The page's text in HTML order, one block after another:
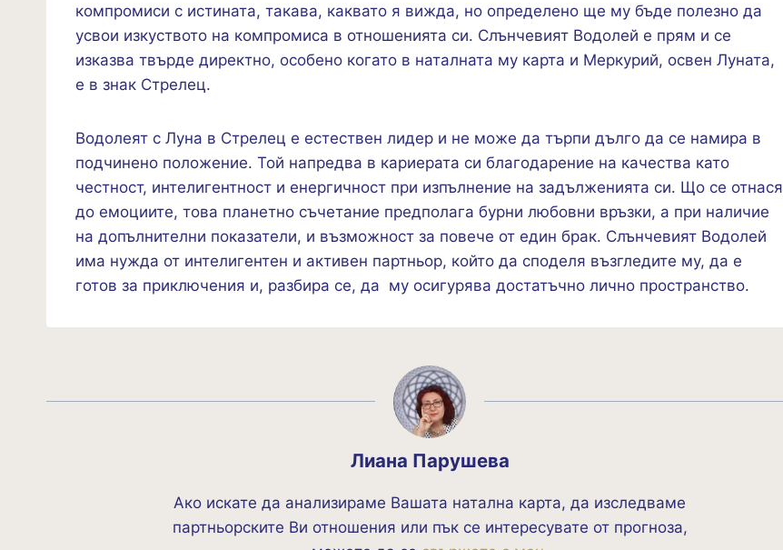
компромиси с истината, такава, каквато я вижда, но определено ще му бъде полезно да
усвои изкуството на компромиса в отношенията си. Слънчевият Водолей е прям и се
изказва твърде директно, особено когато в наталната му карта и Меркурий, освен Луната,
е в знак Стрелец.
Водолеят с Луна в Стрелец е естествен лидер и не може да търпи дълго да се намира в
подчинено положение. Той напредва в кариерата си благодарение на качества като
честност, интелигентност и енергичност при изпълнение на задълженията си. Що се отнася
до емоциите, това планетно съчетание предполага бурни любовни връзки, а при наличие
на допълнителни показатели, и възможност за повече от един брак. Слънчевият Водолей
има нужда от интелигентен и активен партньор, който да споделя възгледите му, да е
готов за приключения и, разбира се, да му осигурява достатъчно лично пространство.
Лиана Парушева
Ако искате да анализираме Вашата натална карта, да изследваме
партньорските Ви отношения или пък се интересувате от прогноза,